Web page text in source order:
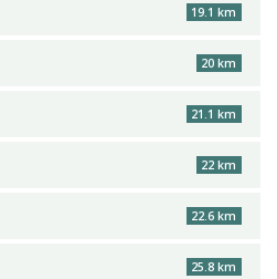
19.1 km
20 km
21.1 km
22 km
22.6 km
25.8 km